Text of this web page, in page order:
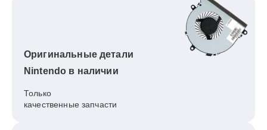
Оригинальные детали
Nintendo в наличии
Только
качественные запчасти